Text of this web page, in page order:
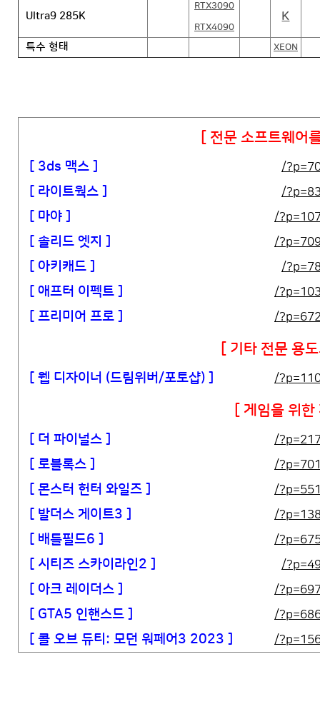
Ultra9 285K
RTX3090
RTX4090
K
특수 형태 XEON
[ 전문 소프트웨어
[ 3ds 맥스 ] /
[ 라이트웍스 ] /
[ 마야 ] /
[ 솔리드 엣지 ] /
[ 아키캐드 ] /
[ 애프터 이펙트 ] /
[ 프리미어 프로 ] /
[ 기타 전문 용
[ 웹 디자이너 (드림위버/포토샵) ] /
[ 게임을 위
[ 더 파이널스 ] /
[ 로블록스 ] /
[ 몬스터 헌터 와일즈 ] /
[ 발더스 게이트3 ] /
[ 배틀필드6 ] /
[ 시티즈 스카이라인2 ] /
[ 아크 레이더스 ] /
[ GTA5 인핸스드 ] /
[ 콜 오브 듀티: 모던 워페어3 2023 ] /